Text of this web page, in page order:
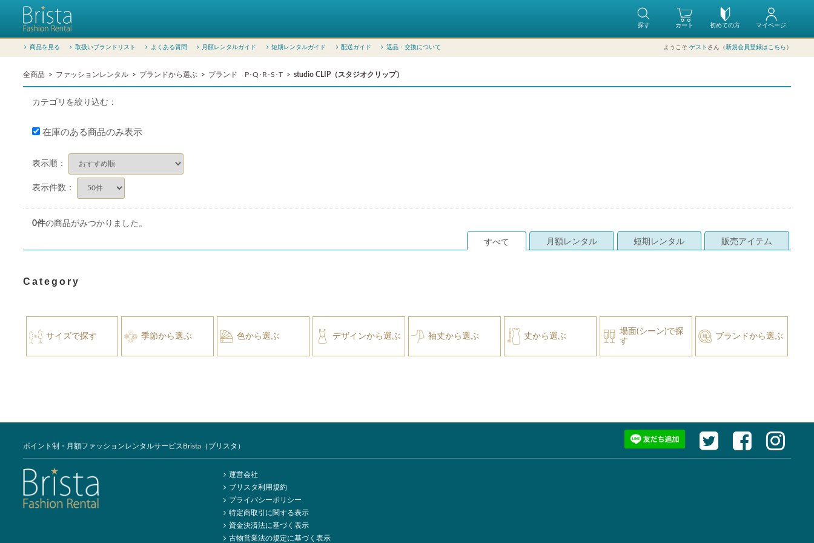
初めての方
カート マイページ
探す
商品を見る 取扱いブランドリスト よくある質問 月額レンタルガイド 短期レンタルガイド 配送ガイド 返品・交換について ようこそ ゲスト さん（新規会員登録はこちら ）
全商品 ファッションレンタル ブランドから選ぶ ブランド P･Q･R･S･T studio CLIP（スタジオクリップ）
カテゴリを絞り込む：
在庫のある商品のみ表示
表示順：
表示件数：
0件の商品がみつかりました。
すべて 月額レンタル 短期レンタル 販売アイテム
Category
サイズで探す 季節から選ぶ 色から選ぶ デザインから選ぶ 袖丈から選ぶ 丈から選ぶ
場面(シーン)で探
す
ブランドから選ぶ
ポイント制・月額ファッションレンタルサービスBrista（ブリスタ）
運営会社
ブリスタ利用規約
プライバシーポリシー
特定商取引に関する表示
資金決済法に基づく表示
古物営業法の規定に基づく表示